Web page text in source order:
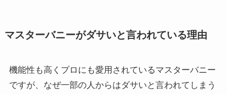
マスターバニーがダサいと言われている理由
機能性も高くプロにも愛用されているマスターバニー
ですが、なぜ一部の人からはダサいと言われてしまう